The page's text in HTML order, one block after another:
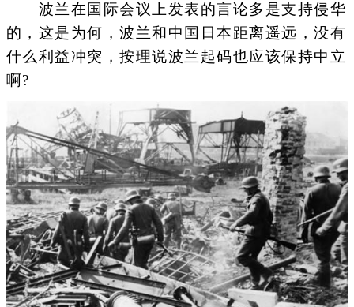
波兰在国际会议上发表的言论多是支持侵华
的，这是为何，波兰和中国日本距离遥远，没有
什么利益冲突，按理说波兰起码也应该保持中立
啊?